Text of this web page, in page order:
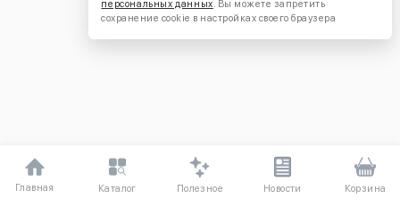
Главная Каталог Полезное Новости Корзина
персональных данных. Вы можете запретить
сохранение cookie в настройках своего браузера